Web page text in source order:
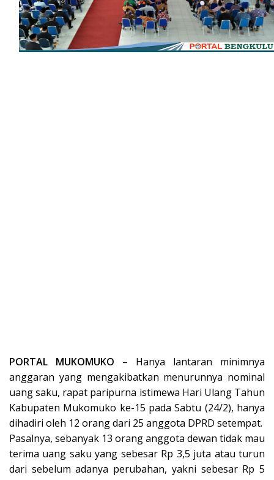
PORTAL MUKOMUKO – Hanya lantaran minimnya
anggaran yang mengakibatkan menurunnya nominal
uang saku, rapat paripurna istimewa Hari Ulang Tahun
Kabupaten Mukomuko ke-15 pada Sabtu (24/2), hanya
dihadiri oleh 12 orang dari 25 anggota DPRD setempat.
Pasalnya, sebanyak 13 orang anggota dewan tidak mau
terima uang saku yang sebesar Rp 3,5 juta atau turun
dari sebelum adanya perubahan, yakni sebesar Rp 5